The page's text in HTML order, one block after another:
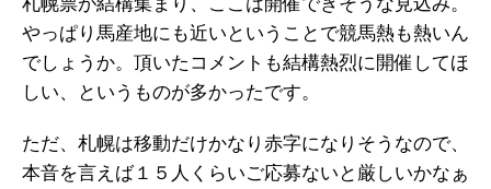
やっぱり馬産地にも近いということで競馬熱も熱いん
でしょうか。頂いたコメントも結構熱烈に開催してほ
しい、というものが多かったです。
ただ、札幌は移動だけかなり赤字になりそうなので、
本音を言えば１５人くらいご応募ないと厳しいかなぁ